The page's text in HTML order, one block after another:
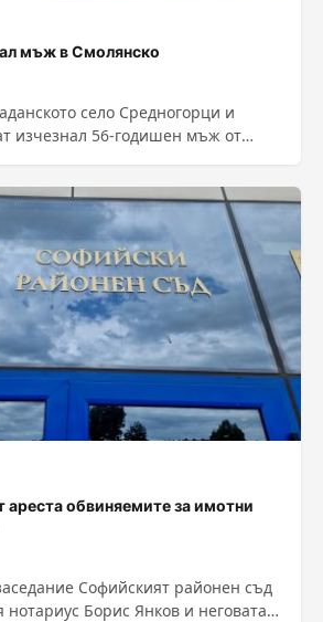
мъж в Смолянско
село Средногорци и
изчезнал 56-годишен мъж от
обвиняемите за имотни
Софийският районен съд
Борис Янков и неговата